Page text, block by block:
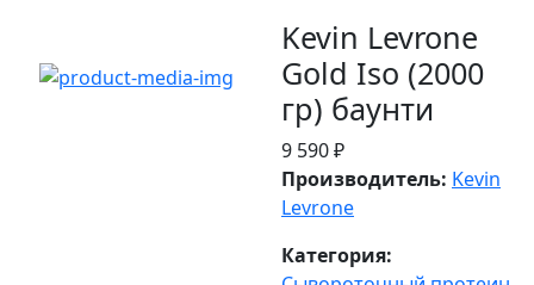
Kevin Levrone
Gold Iso (2000
гр) баунти
9 590 ₽
Производитель: Kevin
Levrone
Категория: